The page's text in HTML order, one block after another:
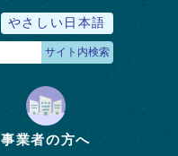
やさしい日本語
サイト内検索
事業者の方へ